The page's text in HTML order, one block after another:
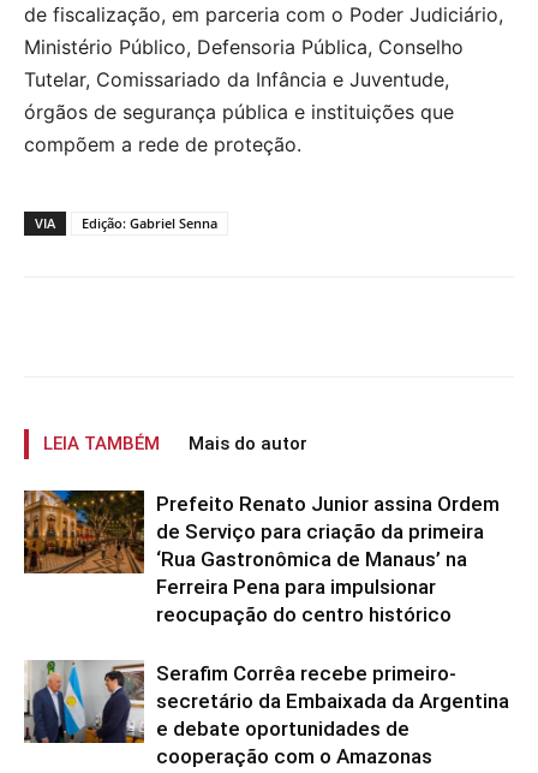
de fiscalização, em parceria com o Poder Judiciário,
Ministério Público, Defensoria Pública, Conselho
Tutelar, Comissariado da Infância e Juventude,
órgãos de segurança pública e instituições que
compõem a rede de proteção.
VIA Edição: Gabriel Senna
LEIA TAMBÉM Mais do autor
Prefeito Renato Junior assina Ordem
de Serviço para criação da primeira
‘Rua Gastronômica de Manaus’ na
Ferreira Pena para impulsionar
reocupação do centro histórico
Serafim Corrêa recebe primeiro-
secretário da Embaixada da Argentina
e debate oportunidades de
cooperação com o Amazonas